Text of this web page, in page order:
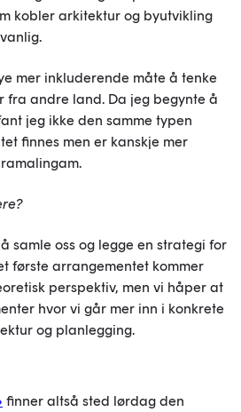
kobler arkitektur og byutvikling
mer inkluderende måte å tenke
fra andre land. Da jeg begynte å
jeg ikke den samme typen
finnes men er kanskje mer
samle oss og legge en strategi for
første arrangementet kommer
perspektiv, men vi håper at
hvor vi går mer inn i konkrete
og planlegging.
finner altså sted lørdag den